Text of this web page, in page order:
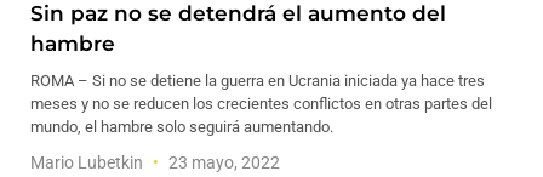
Sin paz no se detendrá el aumento del
hambre
ROMA – Si no se detiene la guerra en Ucrania iniciada ya hace tres
meses y no se reducen los crecientes conflictos en otras partes del
mundo, el hambre solo seguirá aumentando.
Mario Lubetkin 23 mayo, 2022